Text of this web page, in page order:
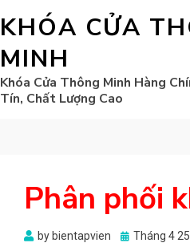
KHÓA CỬA
MINH
Khóa Cửa Thông Minh Hàng
Tín, Chất Lượng Cao
Phân phối
by bientapvien
Posted
Tháng 4